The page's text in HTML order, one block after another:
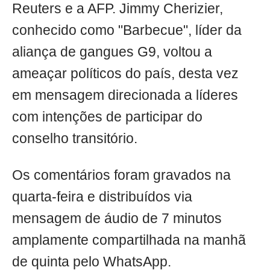
Reuters e a AFP. Jimmy Cherizier,
conhecido como "Barbecue", líder da
aliança de gangues G9, voltou a
ameaçar políticos do país, desta vez
em mensagem direcionada a líderes
com intenções de participar do
conselho transitório.
Os comentários foram gravados na
quarta-feira e distribuídos via
mensagem de áudio de 7 minutos
amplamente compartilhada na manhã
de quinta pelo WhatsApp.